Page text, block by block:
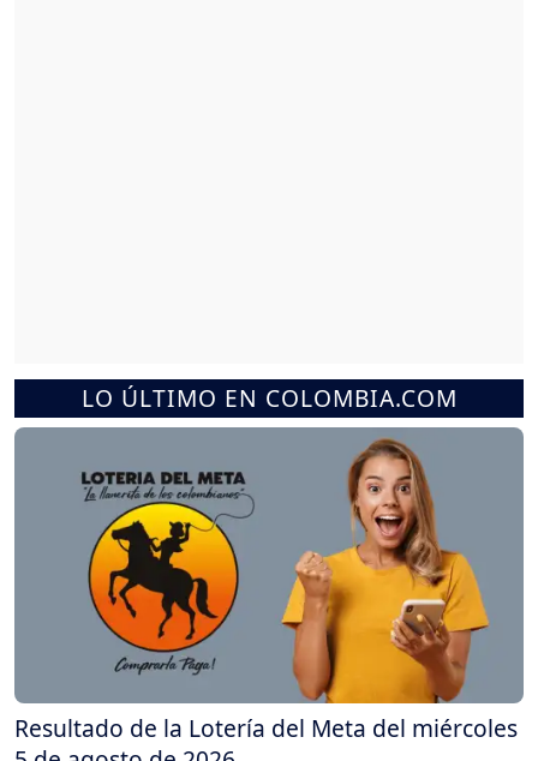
LO ÚLTIMO EN COLOMBIA.COM
Resultado de la Lotería del Meta del miércoles